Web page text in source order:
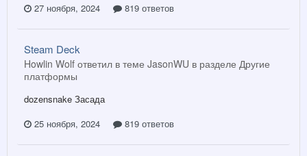
27 ноября, 2024
819 ответов
Steam Deck
Howlin Wolf ответил в теме JasonWU в разделе Другие
платформы
dozensnake Засада
25 ноября, 2024
819 ответов